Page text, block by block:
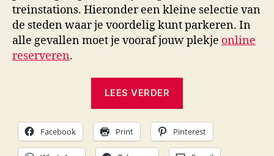
treinstations. Hieronder een kleine selectie van
de steden waar je voordelig kunt parkeren. In
alle gevallen moet je vooraf jouw plekje online
reserveren.
LEES VERDER
België”
Facebook Print Pinterest